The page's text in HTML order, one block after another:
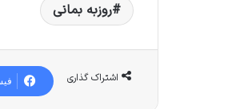
روزبه بمانی
اشتراک گذاری